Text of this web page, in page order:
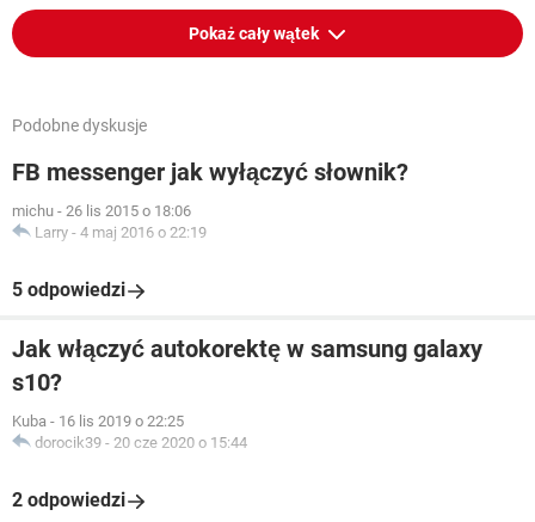
Pokaż cały wątek
Podobne dyskusje
FB messenger jak wyłączyć słownik?
michu - 26 lis 2015 o 18:06
Larry - 4 maj 2016 o 22:19
5 odpowiedzi
Jak włączyć autokorektę w samsung galaxy
s10?
Kuba - 16 lis 2019 o 22:25
dorocik39 - 20 cze 2020 o 15:44
2 odpowiedzi